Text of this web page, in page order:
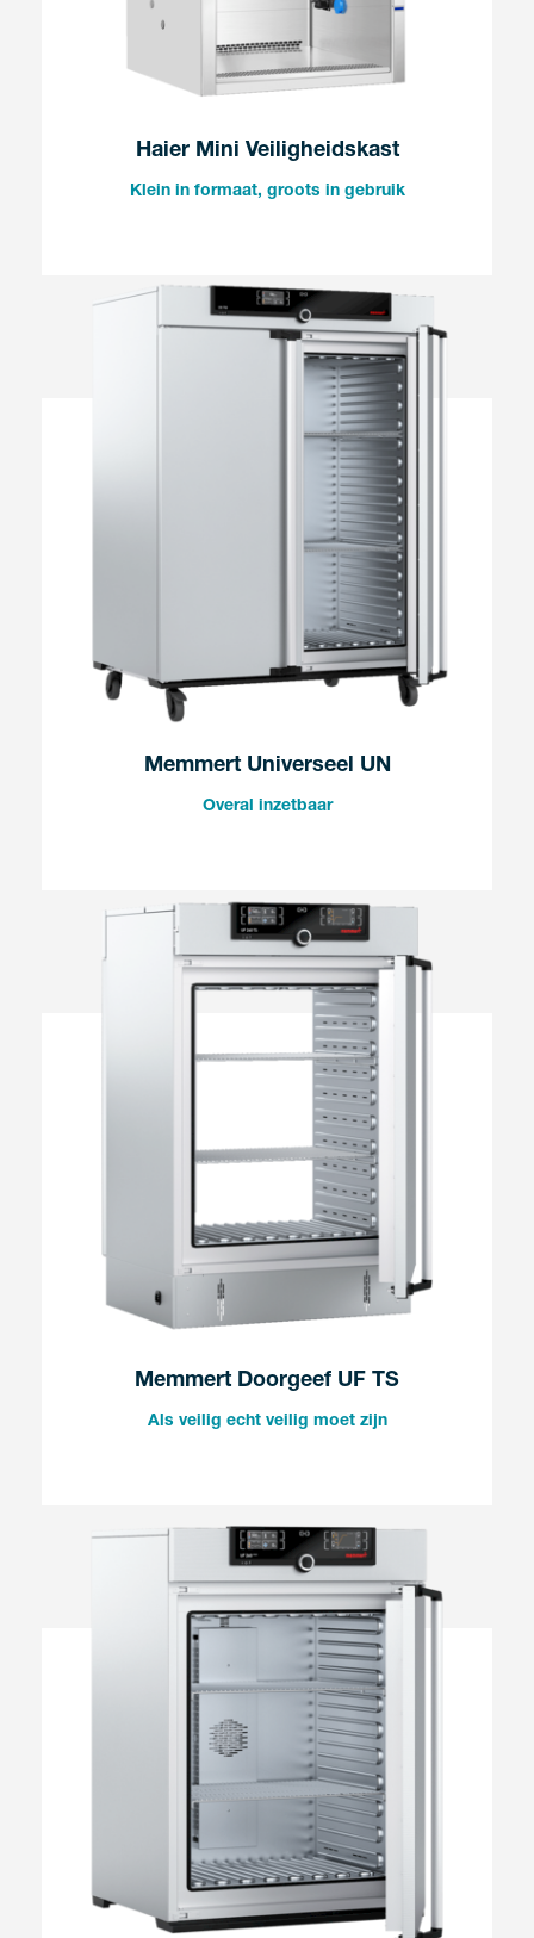
Haier Mini Veiligheidskast
Klein in formaat, groots in gebruik
Memmert Universeel UN
Overal inzetbaar
Memmert Doorgeef UF TS
Als veilig echt veilig moet zijn